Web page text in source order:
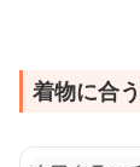
着物に合